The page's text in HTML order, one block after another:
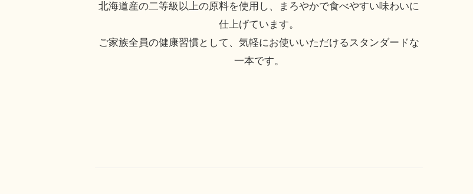
北海道産の二等級以上の原料を使用し、まろやかで食べやすい味わいに
仕上げています。
ご家族全員の健康習慣として、気軽にお使いいただけるスタンダードな
一本です。